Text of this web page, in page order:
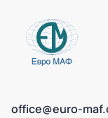
office@euro-